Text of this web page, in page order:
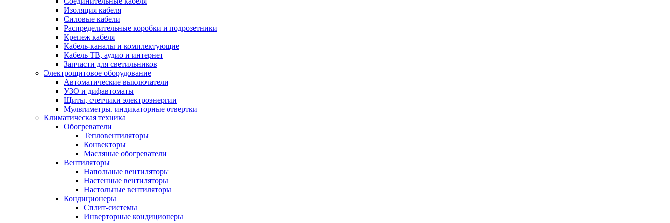
Изоляция кабеля
Силовые кабели
Распределительные коробки и подрозетники
Крепеж кабеля
Кабель-каналы и комплектующие
Кабель ТВ, аудио и интернет
Запчасти для светильников
Электрощитовое оборудование
Автоматические выключатели
УЗО и дифавтоматы
Щиты, счетчики электроэнергии
Мультиметры, индикаторные отвертки
Климатическая техника
Обогреватели
Тепловентиляторы
Конвекторы
Масляные обогреватели
Вентиляторы
Напольные вентиляторы
Настенные вентиляторы
Настольные вентиляторы
Кондиционеры
Сплит-системы
Инверторные кондиционеры